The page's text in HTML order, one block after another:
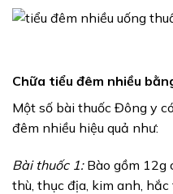
Chữa tiểu đêm nhiều
Một số bài thuốc Đông y
đêm nhiều hiệu quả như:
Bài thuốc 1:Bào gồm 12g
thù, thục địa, kim anh,